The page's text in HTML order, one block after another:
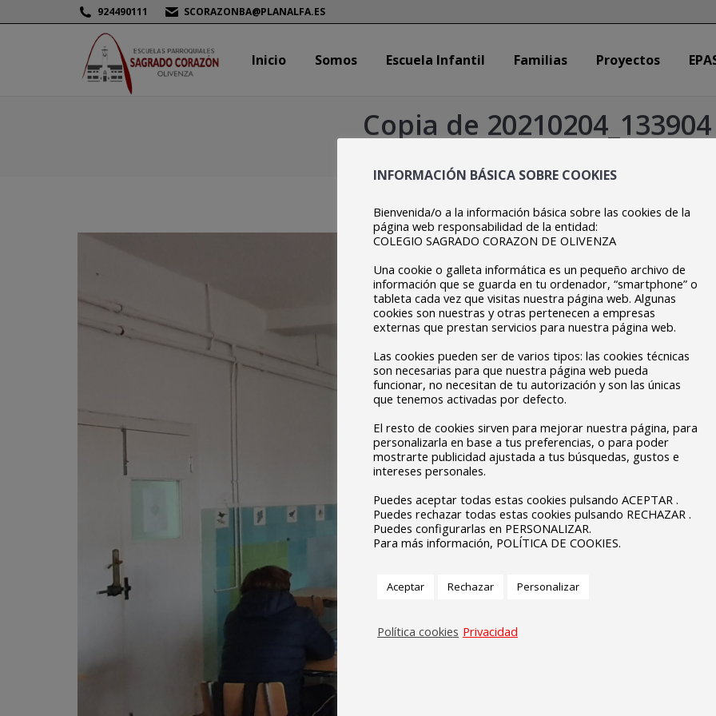
924490111 SCORAZONBA@PLANALFA.ES
Inicio Somos Escuela Infantil Familias Proyectos
Copia de 20210204_133904
INFORMACIÓN BÁSICA SOBRE COOKIES
Bienvenida/o a la información básica sobre las cookies de la
página web responsabilidad de la entidad:
COLEGIO SAGRADO CORAZON DE OLIVENZA
Una cookie o galleta informática es un pequeño archivo de
información que se guarda en tu ordenador, “smartphone” o
tableta cada vez que visitas nuestra página web. Algunas
cookies son nuestras y otras pertenecen a empresas
externas que prestan servicios para nuestra página web.
Las cookies pueden ser de varios tipos: las cookies técnicas
son necesarias para que nuestra página web pueda
funcionar, no necesitan de tu autorización y son las únicas
que tenemos activadas por defecto.
El resto de cookies sirven para mejorar nuestra página, para
personalizarla en base a tus preferencias, o para poder
mostrarte publicidad ajustada a tus búsquedas, gustos e
intereses personales.
Puedes aceptar todas estas cookies pulsando ACEPTAR .
Puedes rechazar todas estas cookies pulsando RECHAZAR .
Puedes configurarlas en PERSONALIZAR.
Para más información, POLÍTICA DE COOKIES.
Aceptar Rechazar Personalizar
Política cookies Privacidad
Inicio Somos Escuela Infantil Familias Proyectos